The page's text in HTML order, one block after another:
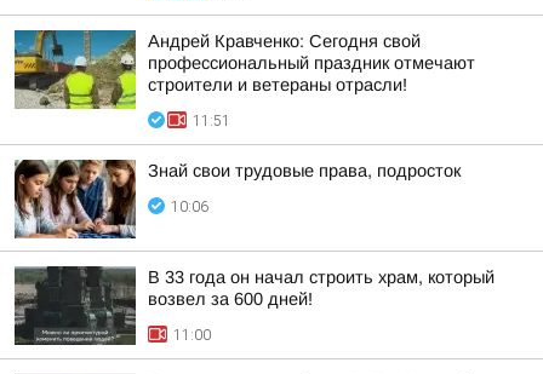
Андрей Кравченко: Сегодня свой
профессиональный праздник отмечают
строители и ветераны отрасли!
11:51
Знай свои трудовые права, подросток
10:06
В 33 года он начал строить храм, который
возвел за 600 дней!
11:00